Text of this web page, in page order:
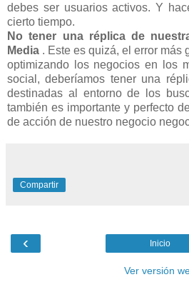
debes ser usuarios activos. Y
cierto tiempo.
No tener una réplica de
Media . Este es quizá, el error más
optimizando los negocios en los
social, deberíamos tener una
destinadas al entorno de los
también es importante y perfecto
de acción de nuestro negocio
Compartir
‹ Inicio
Ver versión